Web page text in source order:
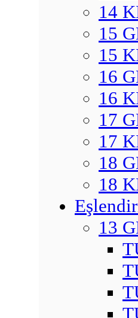
14
15
15
16
16
17
17
18
18
13